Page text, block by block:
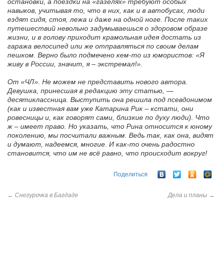
остановки, а поездки на «газелях» требуют особых
навыков, учитывая то, что в них, как и в автобусах, люди
ездят сидя, стоя, лежа и даже на одной ноге. После таких
путешествий невольно задумываешься о здоровом образе
жизни, и в голову приходит крамольная идея достать из
гаража велосипед или же отправляться по своим делам
пешком. Верно было подмечено кем-то из юмористов: «Я
живу в России, значит, я – экстремал!».
От «ЧЛ». Не можем не представить нового автора.
Девушка, принесшая в редакцию эту статью, —
десятиклассница. Выступить она решила под псевдонимом
(как и известная вам уже Катарина Рик – кстати, они
ровесницы и, как говорят сами, близкие по духу люди). Что
ж – имеет право. Но указать, что Рина относится к юному
поколению, мы посчитали важным. Ведь так, как она, видят
и думают, надеемся, многие. И как-то очень радостно
становится, что им не всё равно, что происходит вокруг!
Поделиться
← Снегурочка в Багдаде Дела и планы →